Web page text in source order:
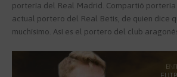
portería del Real Madrid. Compartió portería
actual portero del Real Betis, de quien dice
muchísimo. Así es el portero del club